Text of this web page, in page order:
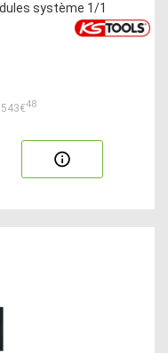
système 1/1
48